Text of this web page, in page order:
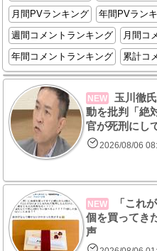
月間PVランキング
年間PVラン
週間コメントランキング
月間コ
年間コメントランキング
累計コ
NEW
玉川徹
動を批判「絶
官が死刑にし
2026/08/06
NEW
「これ
個を買ってき
声